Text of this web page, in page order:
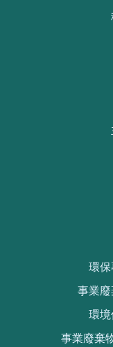
環保
事業
環
事業廢棄